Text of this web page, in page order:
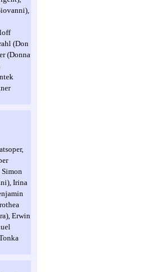
(Don
(Donna
Simon
Irina
Erwin